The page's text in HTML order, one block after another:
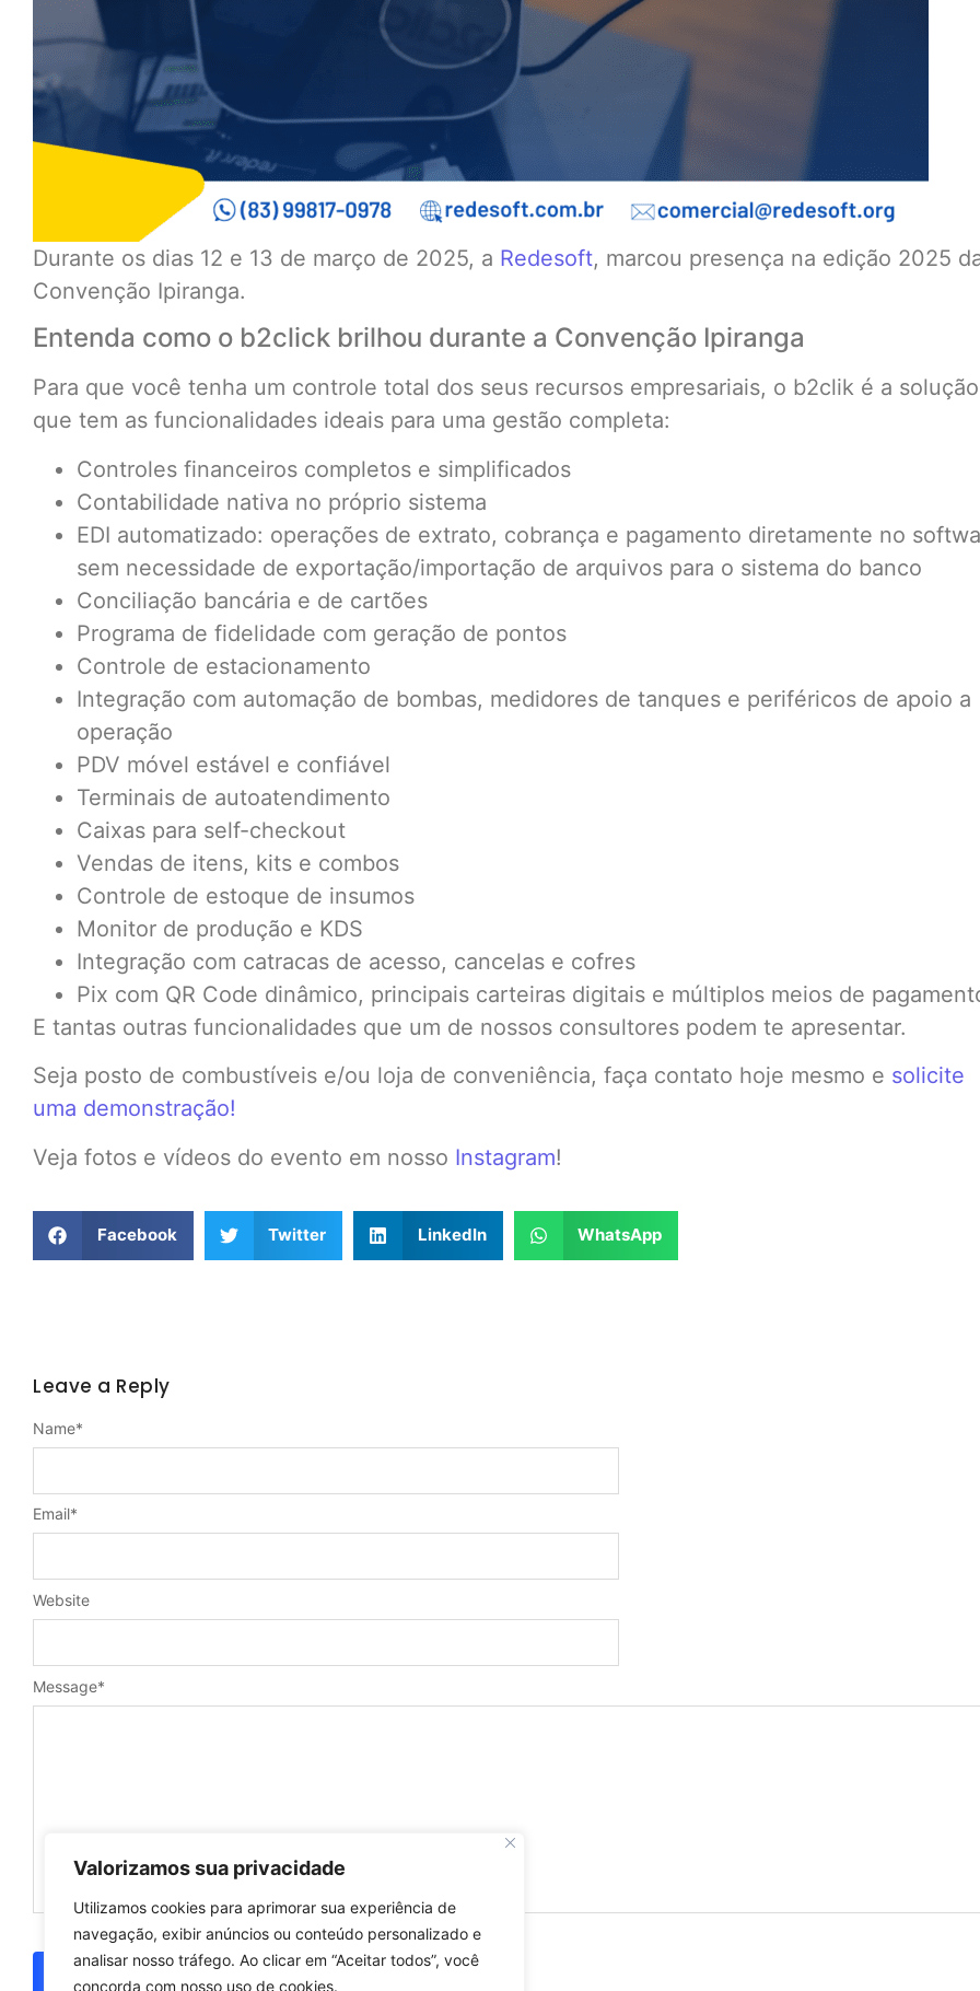
Valorizamos sua privacidade
Utilizamos cookies para aprimorar sua experiência de
navegação, exibir anúncios ou conteúdo personalizado e
analisar nosso tráfego. Ao clicar em “Aceitar todos”, você
concorda com nosso uso de cookies.
Durante os dias 12 e 13 de março de 2025, a Redesoft, marcou presença na edição 2025
Convenção Ipiranga.
Entenda como o b2click brilhou durante a Convenção Ipiranga
Para que você tenha um controle total dos seus recursos empresariais, o b2clik é a solução
que tem as funcionalidades ideais para uma gestão completa:
Controles financeiros completos e simplificados
Contabilidade nativa no próprio sistema
EDI automatizado: operações de extrato, cobrança e pagamento diretamente no
sem necessidade de exportação/importação de arquivos para o sistema do banco
Conciliação bancária e de cartões
Programa de fidelidade com geração de pontos
Controle de estacionamento
Integração com automação de bombas, medidores de tanques e periféricos de apoio a
operação
PDV móvel estável e confiável
Terminais de autoatendimento
Caixas para self-checkout
Vendas de itens, kits e combos
Controle de estoque de insumos
Monitor de produção e KDS
Integração com catracas de acesso, cancelas e cofres
Pix com QR Code dinâmico, principais carteiras digitais e múltiplos meios de
E tantas outras funcionalidades que um de nossos consultores podem te apresentar.
Seja posto de combustíveis e/ou loja de conveniência, faça contato hoje mesmo e solicite
uma demonstração!
Veja fotos e vídeos do evento em nosso Instagram!
Facebook Twitter LinkedIn WhatsApp
Leave a Reply
Message*
Name*
Email*
Website